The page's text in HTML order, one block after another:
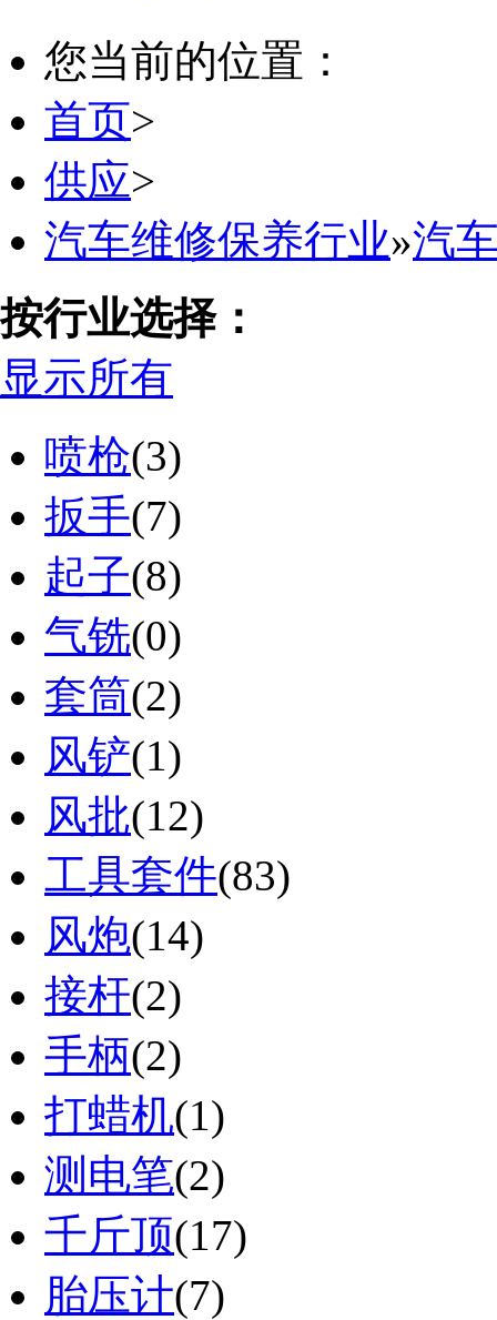
您当前的位置：
首页>
供应>
汽车维修保养行业»汽
按行业选择：
显示所有
喷枪(3)
扳手(7)
起子(8)
气铣(0)
套筒(2)
风铲(1)
风批(12)
工具套件(83)
风炮(14)
接杆(2)
手柄(2)
打蜡机(1)
测电笔(2)
千斤顶(17)
胎压计(7)